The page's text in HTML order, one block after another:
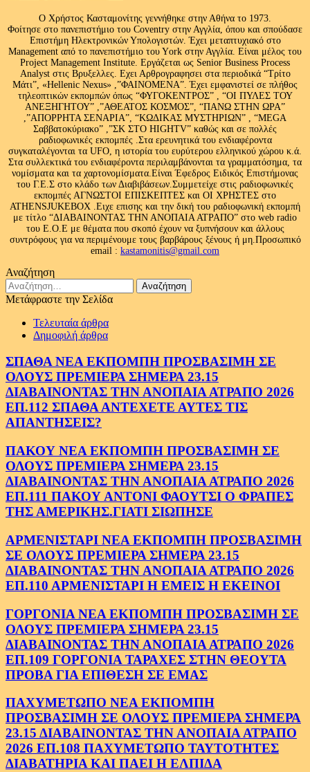
Ο Χρήστος Κασταμονίτης γεννήθηκε στην Αθήνα το 1973.
Φοίτησε στο πανεπιστήμιο του Coventry στην Αγγλία, όπου και σπούδασε
Επιστήμη Ηλεκτρονικών Υπολογιστών. Έχει μεταπτυχιακό στο
Management από το πανεπιστήμιο του Υork στην Αγγλία. Είναι μέλος του
Project Management Institute. Εργάζεται ως Senior Business Process
Analyst στις Βρυξελλες. Εχει Αρθρογραφησει στα περιοδικά “Τρίτο
Μάτι”, «Hellenic Nexus» ,”ΦΑΙΝΟΜΕΝΑ”. Έχει εμφανιστεί σε πλήθος
τηλεοπτικών εκπομπών όπως “ΦΥΓΟΚΕΝΤΡΟΣ” , “ΟΙ ΠΥΛΕΣ ΤΟΥ
ΑΝΕΞΗΓΗΤΟΥ” ,”ΑΘΕΑΤΟΣ ΚΟΣΜΟΣ”, “ΠΑΝΩ ΣΤΗΝ ΩΡΑ”
,”ΑΠΟΡΡΗΤΑ ΣΕΝΑΡΙΑ”, “ΚΩΔΙΚΑΣ ΜΥΣΤΗΡΙΩΝ” , “MEGA
Σαββατοκύριακο” ,”ΣΚ ΣΤΟ HIGHTV” καθώς και σε πολλές
ραδιοφωνικές εκπομπές .Στα ερευνητικά του ενδιαφέροντα
συγκαταλέγονται τα UFO, η ιστορία του ευρύτερου ελληνικού χώρου κ.ά.
Στα συλλεκτικά του ενδιαφέροντα περιλαμβάνονται τα γραμματόσημα, τα
νομίσματα και τα χαρτονομίσματα.Είναι Έφεδρος Ειδικός Επιστήμονας
του Γ.Ε.Σ στο κλάδο των Διαβιβάσεων.Συμμετείχε στις ραδιοφωνικές
εκπομπές ΑΓΝΩΣΤΟΙ ΕΠΙΣΚΕΠΤΕΣ και ΟΙ ΧΡΗΣΤΕΣ στο
ATHENSJUKEBOX .Ειχε επισης και την δική του ραδιοφωνική εκπομπή
με τίτλο “ΔΙΑΒΑΙΝΟΝΤΑΣ ΤΗΝ ΑΝΟΠΑΙΑ ΑΤΡΑΠΟ” στο web radio
του Ε.Ο.Ε με θέματα που σκοπό έχουν να ξυπνήσουν και άλλους
συντρόφους για να περιμένουμε τους βαρβάρους ξένους ή μη.Προσωπικό
email : kastamonitis@gmail.com
Αναζήτηση
Αναζήτηση
για:
Μετάφραστε την Σελίδα
Τελευταία άρθρα
Δημοφιλή άρθρα
ΣΠΑΘΑ ΝΕΑ ΕΚΠΟΜΠΗ ΠΡΟΣΒΑΣΙΜΗ ΣΕ
ΟΛΟΥΣ ΠΡΕΜΙΕΡΑ ΣΗΜΕΡΑ 23.15
ΔΙΑΒΑΙΝΟΝΤΑΣ ΤΗΝ ΑΝΟΠΑΙΑ ΑΤΡΑΠΟ 2026
ΕΠ.112 ΣΠΑΘΑ ΑΝΤΕΧΕΤΕ ΑΥΤΕΣ ΤΙΣ
ΑΠΑΝΤΗΣΕΙΣ?
ΠΑΚΟΥ ΝΕΑ ΕΚΠΟΜΠΗ ΠΡΟΣΒΑΣΙΜΗ ΣΕ
ΟΛΟΥΣ ΠΡΕΜΙΕΡΑ ΣΗΜΕΡΑ 23.15
ΔΙΑΒΑΙΝΟΝΤΑΣ ΤΗΝ ΑΝΟΠΑΙΑ ΑΤΡΑΠΟ 2026
ΕΠ.111 ΠΑΚΟΥ ΑΝΤΟΝΙ ΦΑΟΥΤΣΙ Ο ΦΡΑΠΕΣ
ΤΗΣ ΑΜΕΡΙΚΗΣ.ΓΙΑΤΙ ΣΙΩΠΗΣΕ
ΑΡΜΕΝΙΣΤΑΡΙ ΝΕΑ ΕΚΠΟΜΠΗ ΠΡΟΣΒΑΣΙΜΗ
ΣΕ ΟΛΟΥΣ ΠΡΕΜΙΕΡΑ ΣΗΜΕΡΑ 23.15
ΔΙΑΒΑΙΝΟΝΤΑΣ ΤΗΝ ΑΝΟΠΑΙΑ ΑΤΡΑΠΟ 2026
ΕΠ.110 ΑΡΜΕΝΙΣΤΑΡΙ Η ΕΜΕΙΣ Η ΕΚΕΙΝΟΙ
ΓΟΡΓΟΝΙΑ ΝΕΑ ΕΚΠΟΜΠΗ ΠΡΟΣΒΑΣΙΜΗ ΣΕ
ΟΛΟΥΣ ΠΡΕΜΙΕΡΑ ΣΗΜΕΡΑ 23.15
ΔΙΑΒΑΙΝΟΝΤΑΣ ΤΗΝ ΑΝΟΠΑΙΑ ΑΤΡΑΠΟ 2026
ΕΠ.109 ΓΟΡΓΟΝΙΑ ΤΑΡΑΧΕΣ ΣΤΗΝ ΘΕΟΥΤΑ
ΠΡΟΒΑ ΓΙΑ ΕΠΙΘΕΣΗ ΣΕ ΕΜΑΣ
ΠΑΧΥΜΕΤΩΠΟ ΝΕΑ ΕΚΠΟΜΠΗ
ΠΡΟΣΒΑΣΙΜΗ ΣΕ ΟΛΟΥΣ ΠΡΕΜΙΕΡΑ ΣΗΜΕΡΑ
23.15 ΔΙΑΒΑΙΝΟΝΤΑΣ ΤΗΝ ΑΝΟΠΑΙΑ ΑΤΡΑΠΟ
2026 ΕΠ.108 ΠΑΧΥΜΕΤΩΠΟ ΤΑΥΤΟΤΗΤΕΣ
ΔΙΑΒΑΤΗΡΙΑ ΚΑΙ ΠΑΕΙ Η ΕΛΠΙΔΑ